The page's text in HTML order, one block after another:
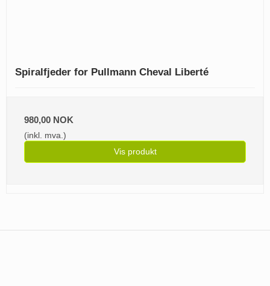
Spiralfjeder for Pullmann Cheval Liberté
980,00 NOK
(inkl. mva.)
Vis produkt